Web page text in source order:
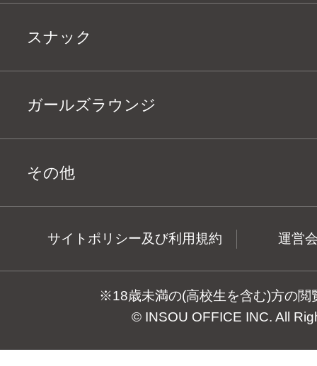
スナック
ガールズラウンジ
その他
サイトポリシー及び利用規約 運営
※18歳未満の(高校生を含む)方の閲
© INSOU OFFICE INC. All